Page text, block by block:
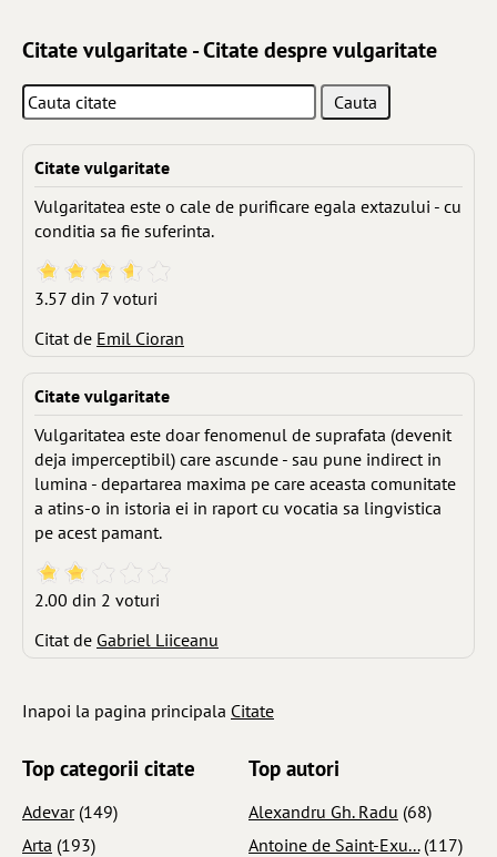
Citate vulgaritate - Citate despre vulgaritate
Citate vulgaritate
Vulgaritatea este o cale de purificare egala extazului - cu
conditia sa fie suferinta.
3.57 din 7 voturi
Citat de Emil Cioran
Citate vulgaritate
Vulgaritatea este doar fenomenul de suprafata (devenit
deja impercepti­bil) care ascunde - sau pune indirect in
lumina - departarea maxima pe care aceasta comunitate
a atins-o in istoria ei in raport cu vocatia sa lingvis­tica
pe acest pamant.
2.00 din 2 voturi
Citat de Gabriel Liiceanu
Inapoi la pagina principala Citate
Top categorii citate
Adevar(149)
Arta (193)
Top autori
Alexandru Gh. Radu (68)
Antoine de Saint-Exu...(117)